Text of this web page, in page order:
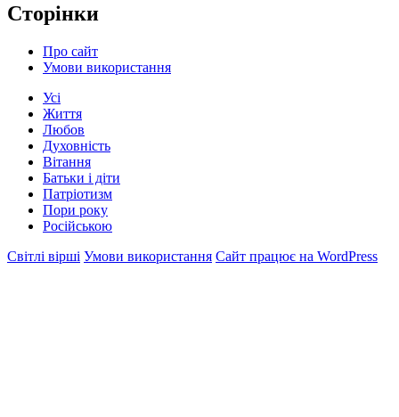
Сторінки
Про сайт
Умови використання
Усі
Життя
Любов
Духовність
Вітання
Батьки і діти
Патріотизм
Пори року
Російською
Світлі вірші Умови використання Сайт працює на WordPress